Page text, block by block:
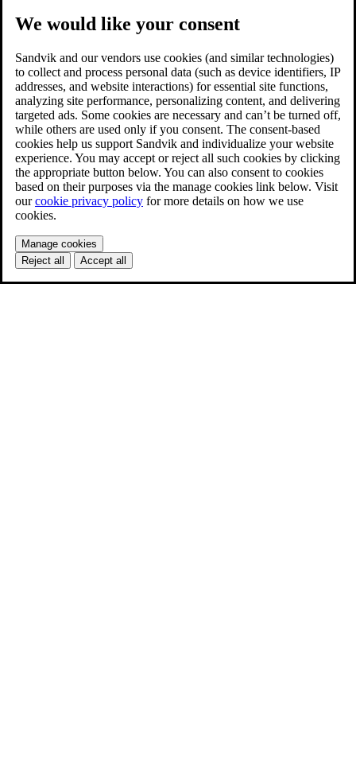
We would like your consent
Sandvik and our vendors use cookies (and similar technologies)
to collect and process personal data (such as device identifiers, IP
addresses, and website interactions) for essential site functions,
analyzing site performance, personalizing content, and delivering
targeted ads. Some cookies are necessary and can’t be turned off,
while others are used only if you consent. The consent-based
cookies help us support Sandvik and individualize your website
experience. You may accept or reject all such cookies by clicking
the appropriate button below. You can also consent to cookies
based on their purposes via the manage cookies link below. Visit
ourcookie privacy policy for more details on how we use
cookies.
Manage cookies
Reject all
Accept all